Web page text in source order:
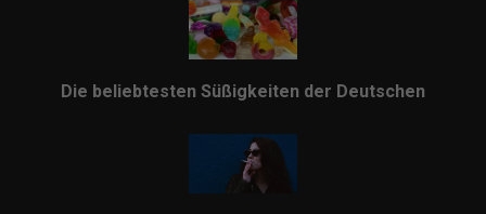
Die beliebtesten Süßigkeiten der Deutschen